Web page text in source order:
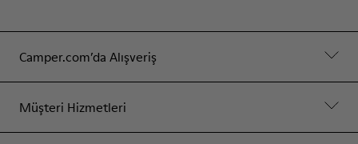
Camper.com’da Alışveriş
Müşteri Hizmetleri